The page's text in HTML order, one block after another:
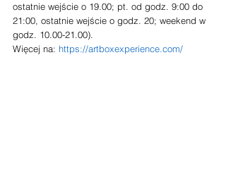
ostatnie wejście o 19.00; pt. od godz. 9:00 do
21:00, ostatnie wejście o godz. 20; weekend w
godz. 10.00-21.00).
Więcej na: https://artboxexperience.com/